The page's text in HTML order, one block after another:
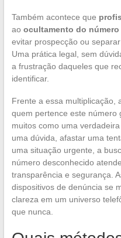
Também acontece que
ao ocultamento do número
evitar prospecção ou
Uma prática legal, sem
a frustração daqueles que
identificar.
Frente a essa multiplicação,
quem pertence este número
muitos como uma
uma dúvida, afastar uma
uma situação urgente, a
número desconhecido
transparência e segurança.
dispositivos de denúncia se
clareza em um universo
que nunca.